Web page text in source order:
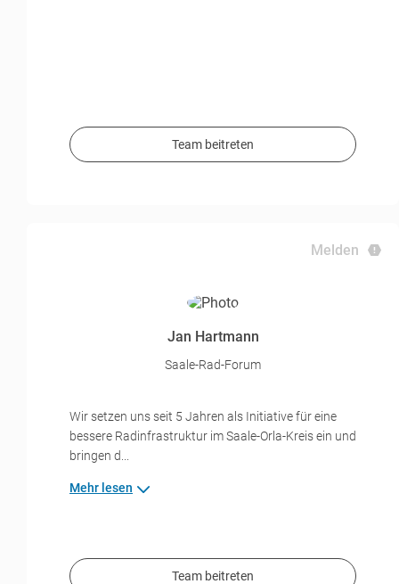
Team beitreten
Melden
Jan Hartmann
Saale-Rad-Forum
Wir setzen uns seit 5 Jahren als Initiative für eine
bessere Radinfrastruktur im Saale-Orla-Kreis ein und
bringen d...
Mehr lesen
Team beitreten